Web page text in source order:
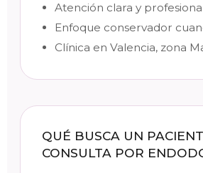
Atención clara y
Enfoque conservador
Clínica en Valencia, zona
QUÉ BUSCA UN
CONSULTA POR